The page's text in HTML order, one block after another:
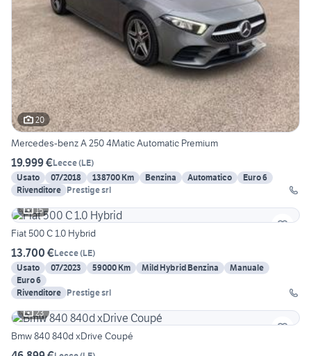
20
Mercedes-benz A 250 4Matic Automatic Premium
19.999 €Lecce(LE)
Usato
07/2018 138700 Km Benzina Automatico
Euro 6
Rivenditore Prestige srl
15
Fiat 500 C 1.0 Hybrid
13.700 €Lecce(LE)
Usato
07/2023 59000 Km Mild Hybrid Benzina
Manuale
Euro 6
Rivenditore Prestige srl
23
Bmw 840 840d xDrive Coupé